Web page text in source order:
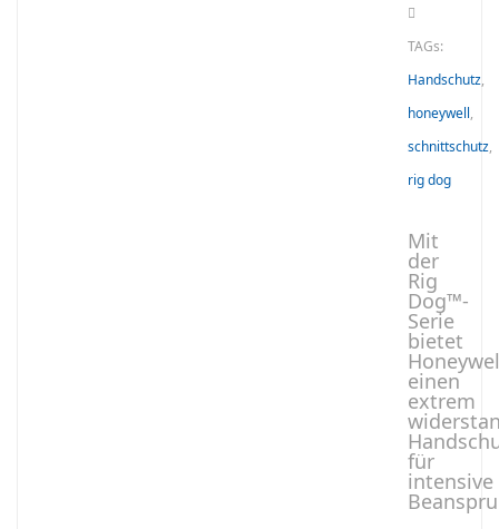
TAGs:
Handschutz,
honeywell,
schnittschutz,
rig dog
Mit
der
Rig
Dog™-
Serie
bietet
einen
extrem
für
intensive